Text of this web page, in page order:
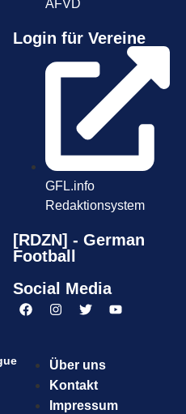
AFVD
Login für Vereine
GFL.info
Redaktionsystem
[RDZN] - German
Football
Social Media
Über uns
Kontakt
Impressum